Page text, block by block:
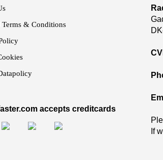
Terms & Conditions
accepts creditcards
If